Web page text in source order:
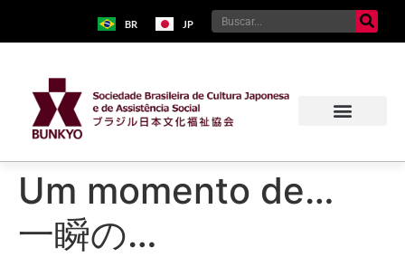
BR JP
Um momento de…
一瞬の…